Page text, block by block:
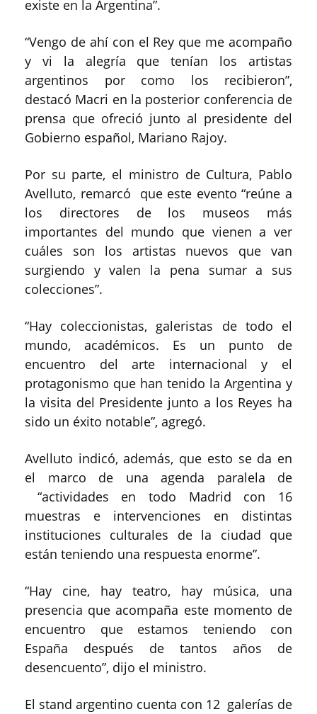
existe en la Argentina”.
“Vengo de ahí con el Rey que me acompaño
y vi la alegría que tenían los artistas
argentinos por como los recibieron”,
destacó Macri en la posterior conferencia de
prensa que ofreció junto al presidente del
Gobierno español, Mariano Rajoy.
Por su parte, el ministro de Cultura, Pablo
Avelluto, remarcó que este evento “reúne a
los directores de los museos más
importantes del mundo que vienen a ver
cuáles son los artistas nuevos que van
surgiendo y valen la pena sumar a sus
colecciones”.
“Hay coleccionistas, galeristas de todo el
mundo, académicos. Es un punto de
encuentro del arte internacional y el
protagonismo que han tenido la Argentina y
la visita del Presidente junto a los Reyes ha
sido un éxito notable”, agregó.
Avelluto indicó, además, que esto se da en
el marco de una agenda paralela de
“actividades en todo Madrid con 16
muestras e intervenciones en distintas
instituciones culturales de la ciudad que
están teniendo una respuesta enorme”.
“Hay cine, hay teatro, hay música, una
presencia que acompaña este momento de
encuentro que estamos teniendo con
España después de tantos años de
desencuento”, dijo el ministro.
El stand argentino cuenta con 12 galerías de